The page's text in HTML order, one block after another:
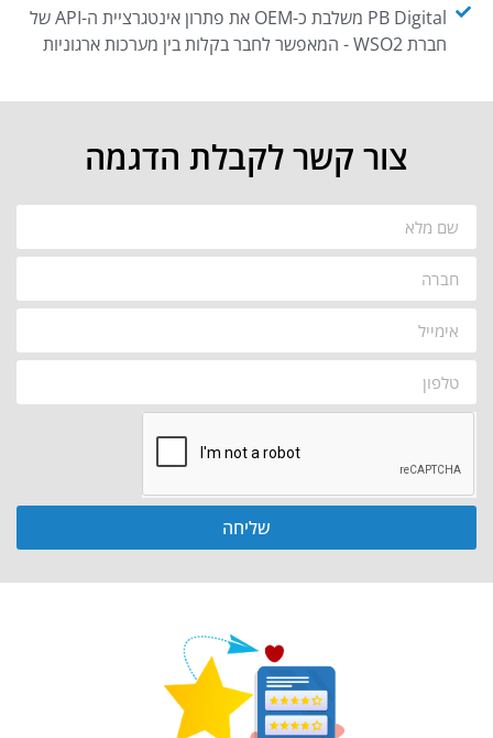
PB Digital משלבת כ-OEM את פתרון אינטגרציית ה-API של
חברת WSO2 - המאפשר לחבר בקלות בין מערכות ארגוניות
צור קשר לקבלת הדגמה
שליחה